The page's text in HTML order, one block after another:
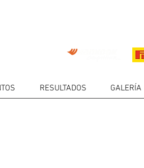
RESULTADOS GALERÍA